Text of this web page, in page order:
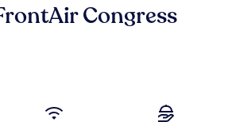
Congress